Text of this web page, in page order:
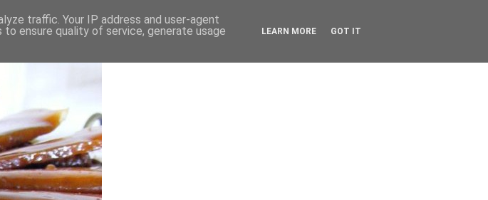
traffic. Your IP address and user-agent
ensure quality of service, generate usage
LEARN MORE GOT IT